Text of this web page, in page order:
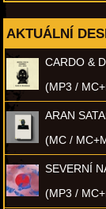
AKTUÁLNÍ
CARDO &
(MP3 /
ARAN
(MC /
SEVERNÍ
(MP3 /